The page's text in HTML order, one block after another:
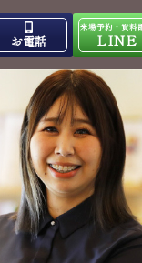
お電話
体感ギャラリー
31-4133
9:00～17:00
水曜日
ショールーム
86-8640
9:00～17:00
日曜日
来場予約・資料
LINE